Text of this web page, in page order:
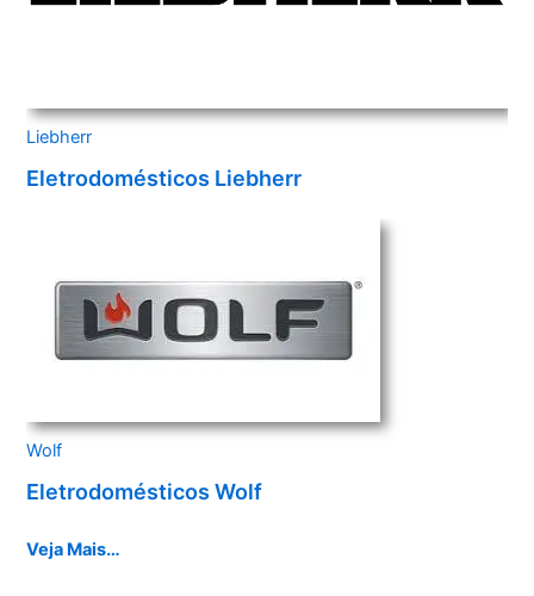
Liebherr
Eletrodomésticos Liebherr
Wolf
Eletrodomésticos Wolf
Veja Mais…